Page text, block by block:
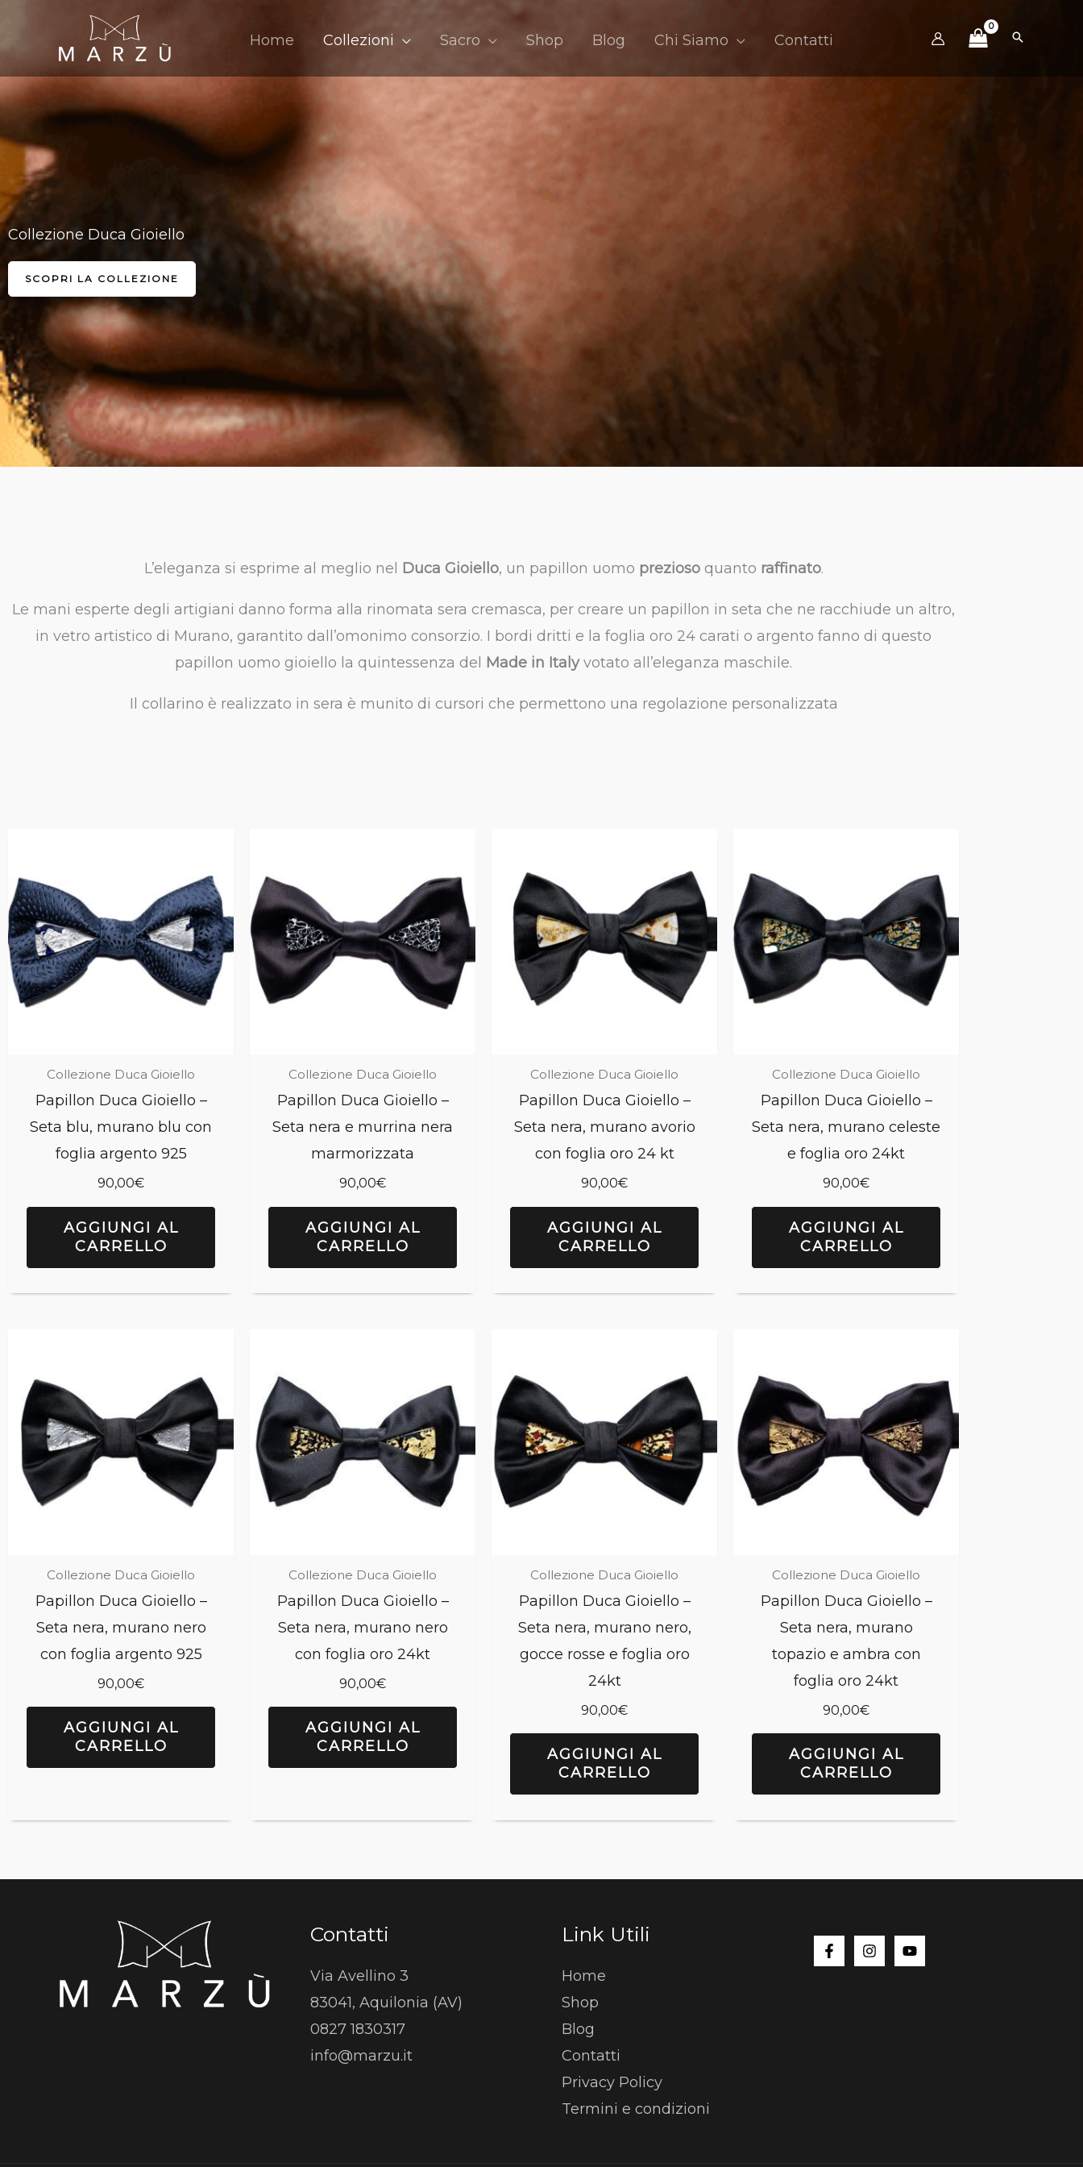
contenuto
Home Collezioni Sacro Shop Blog Chi Siamo Contatti
Collezione Duca Gioiello
SCOPRI LA COLLEZIONE
L’eleganza si esprime al meglio nel Duca Gioiello, un papillon uomo preziosoquanto raffinato.
Le mani esperte degli artigiani danno forma alla rinomata sera cremasca, per creare un papillon in seta che ne racchiude un altro,
in vetro artistico di Murano, garantito dall’omonimo consorzio. I bordi dritti e la foglia oro 24 carati o argento fanno di questo
papillon uomo gioiello la quintessenza del Made in Italyvotato all’eleganza maschile.
Il collarino è realizzato in sera è munito di cursori che permettono una regolazione personalizzata
Collezione Duca Gioiello
Papillon Duca Gioiello –
Seta blu, murano blu con
foglia argento 925
90,00€
AGGIUNGI AL
CARRELLO
Collezione Duca Gioiello
Papillon Duca Gioiello –
Seta nera e murrina nera
marmorizzata
90,00€
AGGIUNGI AL
CARRELLO
Collezione Duca Gioiello
Papillon Duca Gioiello –
Seta nera, murano avorio
con foglia oro 24 kt
90,00€
AGGIUNGI AL
CARRELLO
Collezione Duca Gioiello
Papillon Duca Gioiello –
Seta nera, murano celeste
e foglia oro 24kt
90,00€
AGGIUNGI AL
CARRELLO
Collezione Duca Gioiello
Papillon Duca Gioiello –
Seta nera, murano nero
con foglia argento 925
90,00€
AGGIUNGI AL
CARRELLO
Collezione Duca Gioiello
Papillon Duca Gioiello –
Seta nera, murano nero
con foglia oro 24kt
90,00€
AGGIUNGI AL
CARRELLO
Collezione Duca Gioiello
Papillon Duca Gioiello –
Seta nera, murano nero,
gocce rosse e foglia oro
24kt
90,00€
AGGIUNGI AL
CARRELLO
Collezione Duca Gioiello
Papillon Duca Gioiello –
Seta nera, murano
topazio e ambra con
foglia oro 24kt
90,00€
AGGIUNGI AL
CARRELLO
Contatti
Via Avellino 3
83041, Aquilonia (AV)
0827 1830317
info@marzu.it
Link Utili
Home
Shop
Blog
Contatti
Privacy Policy
Termini e condizioni